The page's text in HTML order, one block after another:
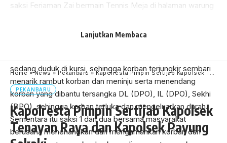
saksi Feriaman Zai bermain Tennis Meja di halaman warung
Rumbai. Tiba-tiba datang tersangka bersama DL alias Laia,
sedang duduk di kursi, sehingga korban terjungkir sembari
menarik rambut korban dan meninju serta menendang
korban yang dibantu tersangka DL (DPO), IL (DPO), Sekhi
(DPO), sehingga korban terluka dan mengeluarkan darah.
Sementara itu saksi 1 dan dua bersama masyarakat
berusaha menenangkan dan mengamankan korban dari
Lanjutkan Membaca
Home»News»Pekanbaru »Kapolresta Pimpin Sertijab Kapolsek Tenayan Raya dan Kapolsek Payung Sekaki.
PEKANBARU
Kapolresta Pimpin Sertijab Kapolsek
Tenayan Raya dan Kapolsek Payung